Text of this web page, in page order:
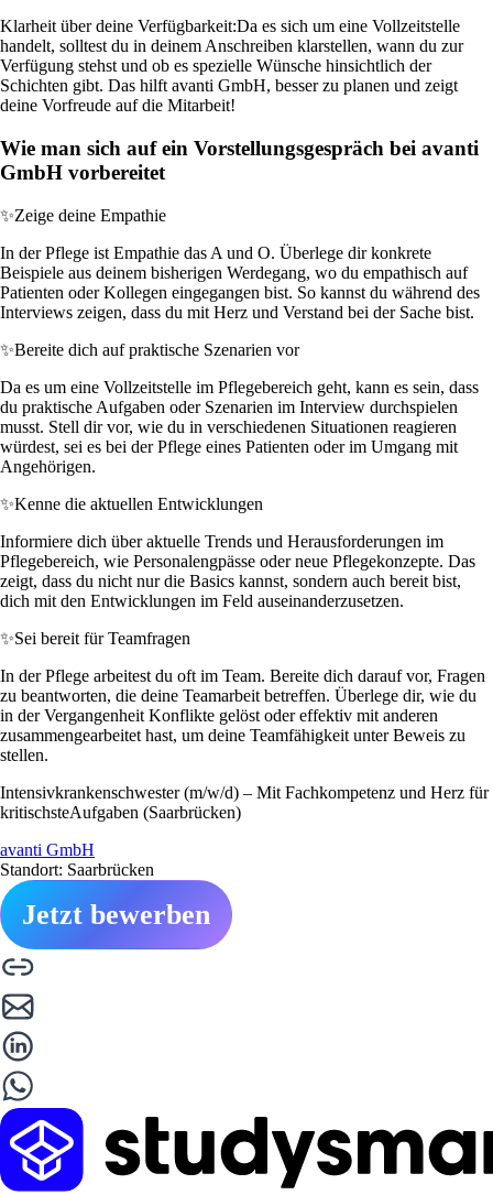
Klarheit über deine Verfügbarkeit:Da es sich um eine Vollzeitstelle
handelt, solltest du in deinem Anschreiben klarstellen, wann du zur
Verfügung stehst und ob es spezielle Wünsche hinsichtlich der
Schichten gibt. Das hilft avanti GmbH, besser zu planen und zeigt
deine Vorfreude auf die Mitarbeit!
Wie man sich auf ein Vorstellungsgespräch bei avanti
GmbH vorbereitet
✨Zeige deine Empathie
In der Pflege ist Empathie das A und O. Überlege dir konkrete
Beispiele aus deinem bisherigen Werdegang, wo du empathisch auf
Patienten oder Kollegen eingegangen bist. So kannst du während des
Interviews zeigen, dass du mit Herz und Verstand bei der Sache bist.
✨Bereite dich auf praktische Szenarien vor
Da es um eine Vollzeitstelle im Pflegebereich geht, kann es sein, dass
du praktische Aufgaben oder Szenarien im Interview durchspielen
musst. Stell dir vor, wie du in verschiedenen Situationen reagieren
würdest, sei es bei der Pflege eines Patienten oder im Umgang mit
Angehörigen.
✨Kenne die aktuellen Entwicklungen
Informiere dich über aktuelle Trends und Herausforderungen im
Pflegebereich, wie Personalengpässe oder neue Pflegekonzepte. Das
zeigt, dass du nicht nur die Basics kannst, sondern auch bereit bist,
dich mit den Entwicklungen im Feld auseinanderzusetzen.
✨Sei bereit für Teamfragen
In der Pflege arbeitest du oft im Team. Bereite dich darauf vor, Fragen
zu beantworten, die deine Teamarbeit betreffen. Überlege dir, wie du
in der Vergangenheit Konflikte gelöst oder effektiv mit anderen
zusammengearbeitet hast, um deine Teamfähigkeit unter Beweis zu
stellen.
Intensivkrankenschwester (m/w/d) – Mit Fachkompetenz und Herz für
kritischsteAufgaben (Saarbrücken)
avanti GmbH
Standort: Saarbrücken
Jetzt bewerben